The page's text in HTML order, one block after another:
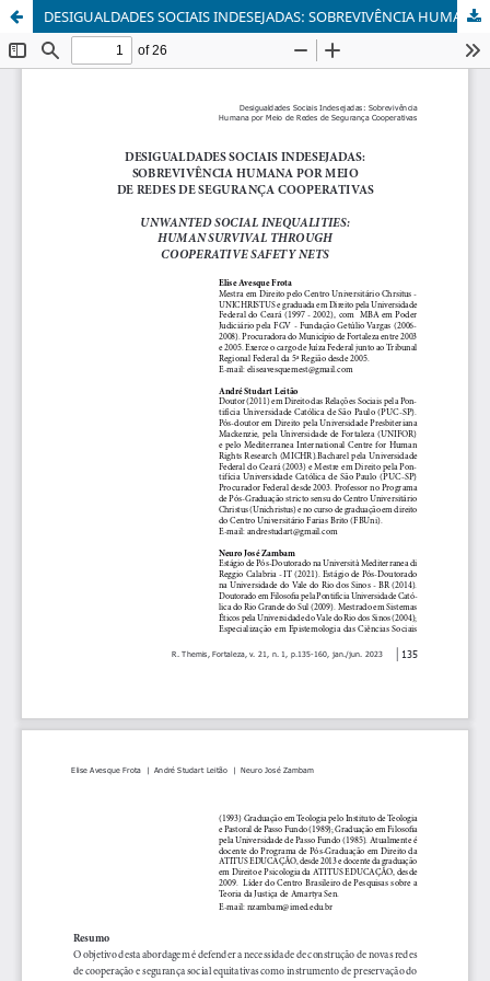
DESIGUALDADES SOCIAIS INDESEJADAS: SOBREVIVÊNCIA HUMANA POR MEIO DE REDES DE SEGURANÇA COOPERATIVAS